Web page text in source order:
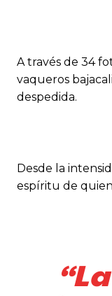
A través de 34
vaqueros
despedida.
Desde la
espíritu de